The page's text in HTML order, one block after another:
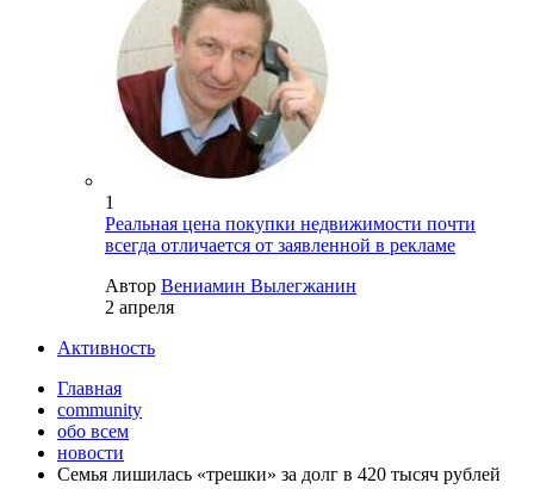
1
Реальная цена покупки недвижимости почти
всегда отличается от заявленной в рекламе
Автор Вениамин Вылегжанин
2 апреля
Активность
Главная
community
обо всем
новости
Семья лишилась «трешки» за долг в 420 тысяч рублей